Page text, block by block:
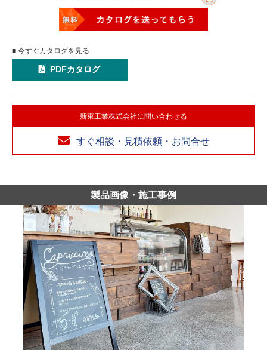
■ 今すぐカタログを見る
PDFカタログ
新東工業株式会社に問い合わせる
すぐ相談・見積依頼・お問合せ
製品画像・施工事例